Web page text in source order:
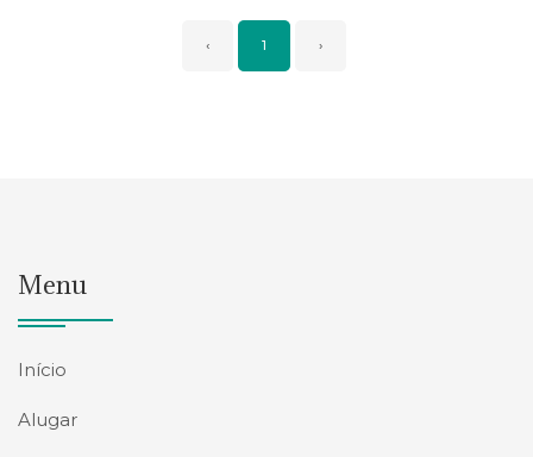
‹ 1 ›
Menu
Início
Alugar